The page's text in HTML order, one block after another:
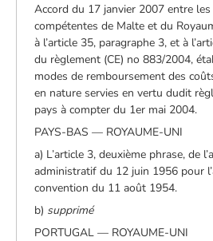
Accord du 17 janvier 2007 entre
compétentes de Malte et du
à l’article 35, paragraphe 3, et à
du règlement (CE) no 883/2004,
modes de remboursement des
en nature servies en vertu dudit
pays à compter du 1er mai 2004.
PAYS-BAS — ROYAUME-UNI
a) L’article 3, deuxième phrase, de
administratif du 12 juin 1956 pour
convention du 11 août 1954.
b) supprimé
PORTUGAL — ROYAUME-UNI